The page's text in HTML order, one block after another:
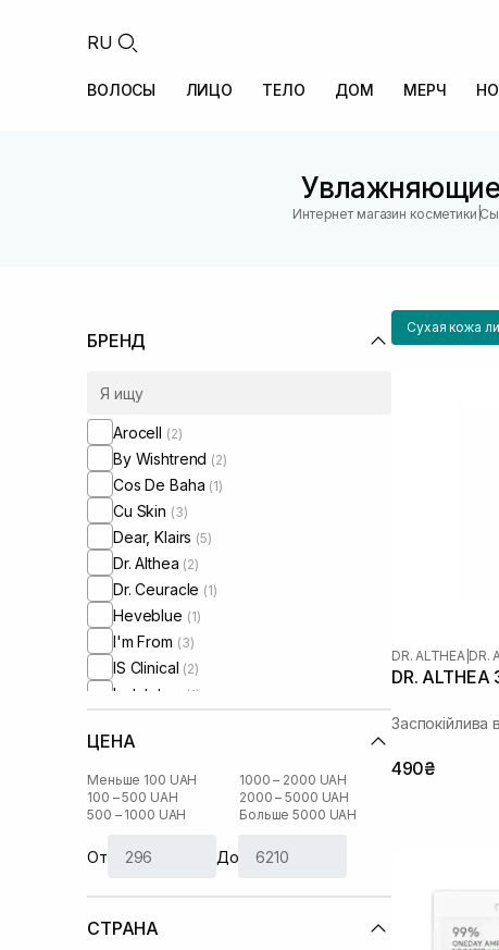
RU
ВОЛОСЫ ЛИЦО ТЕЛО ДОМ МЕРЧ
Увлажняющие
Интернет магазин косметики |
БРЕНД
Arocell (2)
By Wishtrend (2)
Cos De Baha (1)
Cu Skin (3)
Dear, Klairs (5)
Dr. Althea (2)
Dr. Ceuracle (1)
Heveblue (1)
I'm From (3)
IS Clinical (2)
Instytutum (1)
Medicube
Medik8(2)
Needly(3)
Rejuran(1)
Round Lab
Theramid
Transparent-Lab
ЦЕНА
Меньше 100 UAH
100 – 500 UAH
500 – 1000 UAH
1000 – 2000 UAH
2000 – 5000 UAH
Больше 5000 UAH
От До
СТРАНА
Сухая кожа
DR. ALTHEA DR.
DR.
Заспокійлива
490₴